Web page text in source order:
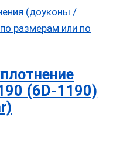
(6D-1190)